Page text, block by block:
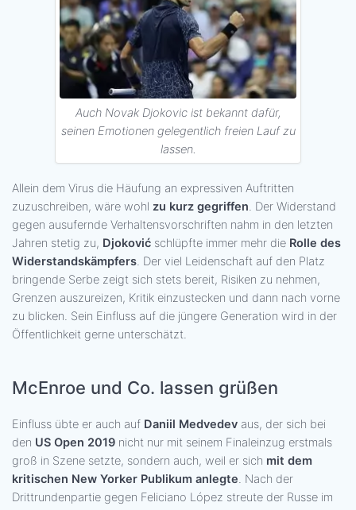
Auch Novak Djokovic ist bekannt dafür,
seinen Emotionen gelegentlich freien Lauf zu
lassen.
Allein dem Virus die Häufung an expressiven Auftritten
zuzuschreiben, wäre wohl zu kurz gegriffen. Der Widerstand
gegen ausufernde Verhaltensvorschriften nahm in den letzten
Jahren stetig zu, Djoković schlüpfte immer mehr die Rolle des
Widerstandskämpfers. Der viel Leidenschaft auf den Platz
bringende Serbe zeigt sich stets bereit, Risiken zu nehmen,
Grenzen auszureizen, Kritik einzustecken und dann nach vorne
zu blicken. Sein Einfluss auf die jüngere Generation wird in der
Öffentlichkeit gerne unterschätzt.
McEnroe und Co. lassen grüßen
Einfluss übte er auch auf Daniil Medvedev aus, der sich bei
den US Open 2019 nicht nur mit seinem Finaleinzug erstmals
groß in Szene setzte, sondern auch, weil er sich mit dem
kritischen New Yorker Publikum anlegte. Nach der
Drittrundenpartie gegen Feliciano López streute der Russe im